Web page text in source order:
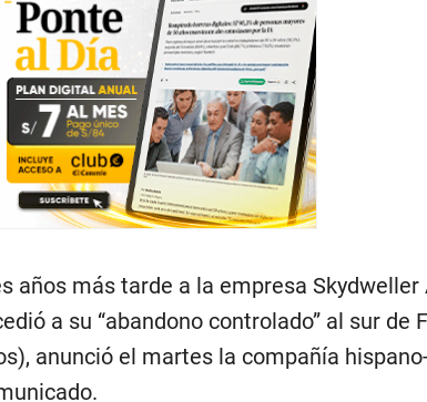
años más tarde a la empresa Skydweller
a su “abandono controlado” al sur de
anunció el martes la compañía